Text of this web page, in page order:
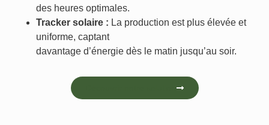
des heures optimales.
Tracker solaire : La production est plus élevée et
uniforme, captant
davantage d’énergie dès le matin jusqu’au soir.